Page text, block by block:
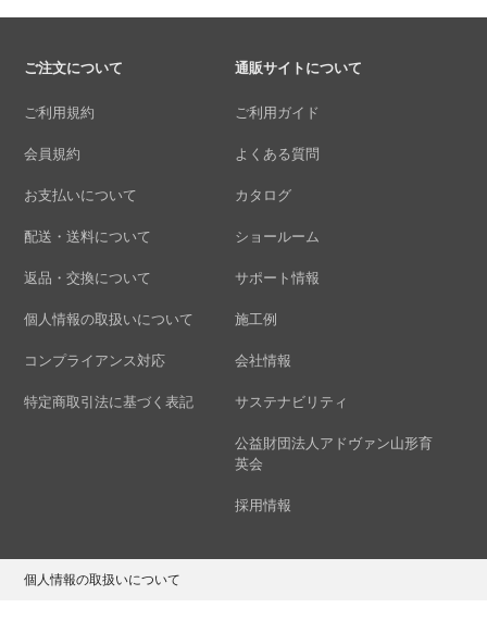
ご注文について
ご利用規約
会員規約
お支払いについて
配送・送料について
返品・交換について
個人情報の取扱いについて
コンプライアンス対応
特定商取引法に基づく表記
通販サイトについて
ご利用ガイド
よくある質問
カタログ
ショールーム
サポート情報
施工例
会社情報
サステナビリティ
公益財団法人アドヴァン山形育
英会
採用情報
個人情報の取扱いについて